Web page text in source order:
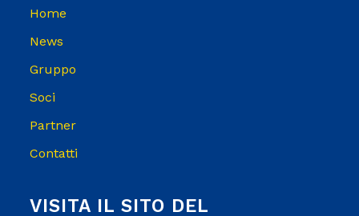
Home
News
Gruppo
Soci
Partner
Contatti
VISITA IL SITO DEL